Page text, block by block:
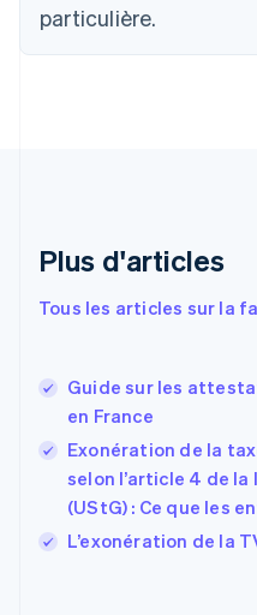
particulière.
Plus d'articles
Tous les articles sur la
Guide sur les
en France
Exonération de la
selon l’article 4 de
(UStG) : Ce que les
L’exonération de la
EnglishFrançais
Chine continentale
English
Espagne
États-Unis
EnglishEspañol
Finlande
EnglishSvenska
Français English
Gibraltar